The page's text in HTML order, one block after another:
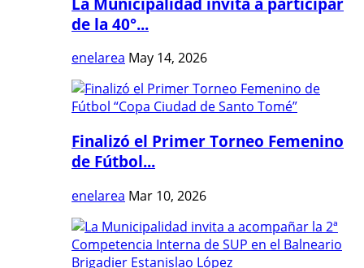
de la 40°...
enelarea May 14, 2026
Finalizó el Primer Torneo Femenino
de Fútbol...
enelarea Mar 10, 2026